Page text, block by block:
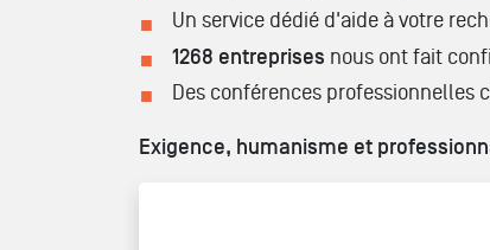
Un service dédié d'aide à votre
1268 entreprises nous ont fait
Des conférences professionnelles
Exigence, humanisme et